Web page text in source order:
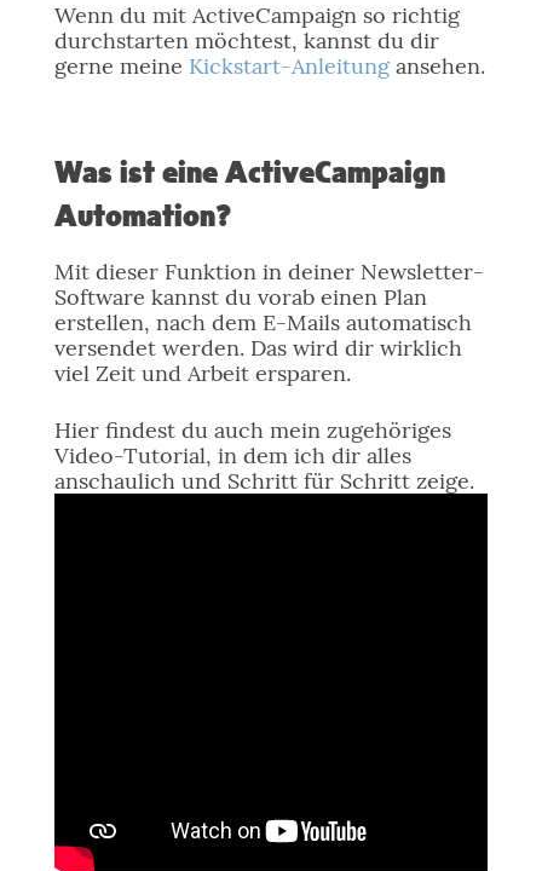
Wenn du mit ActiveCampaign so richtig
durchstarten möchtest, kannst du dir
gerne meine Kickstart-Anleitungansehen.
Was ist eine ActiveCampaign
Automation?
Mit dieser Funktion in deiner Newsletter-
Software kannst du vorab einen Plan
erstellen, nach dem E-Mails automatisch
versendet werden. Das wird dir wirklich
viel Zeit und Arbeit ersparen.
Hier findest du auch mein zugehöriges
Video-Tutorial, in dem ich dir alles
anschaulich und Schritt für Schritt zeige.